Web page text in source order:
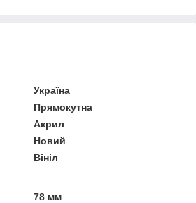
Україна
Прямокутна
Акрил
Новий
Вініл
78 мм